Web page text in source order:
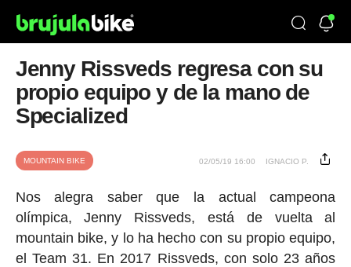
Jenny Rissveds regresa con su
propio equipo y de la mano de
Specialized
MOUNTAIN BIKE 02/05/19 16:00 IGNACIO P.
Nos alegra saber que la actual campeona
olímpica, Jenny Rissveds, está de vuelta al
mountain bike, y lo ha hecho con su propio equipo,
el Team 31. En 2017 Rissveds, con solo 23 años